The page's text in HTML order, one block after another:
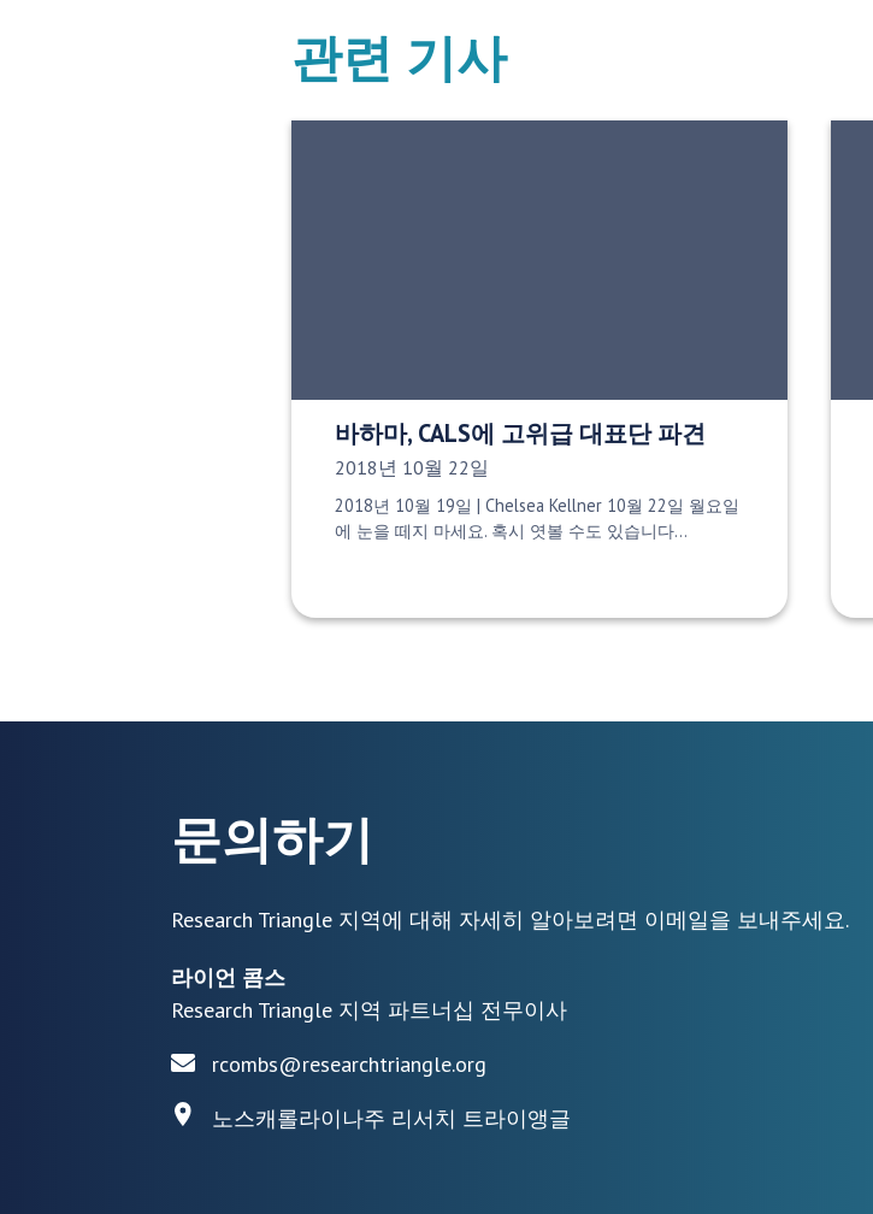
관련 기사
바하마, CALS에 고위급 대표단 파견
게시 날짜:
2018년 10월 22일
2018년 10월 19일 | Chelsea Kellner 10월 22일 월요일
에 눈을 떼지 마세요. 혹시 엿볼 수도 있습니다…
문의하기
Research Triangle 지역에 대해 자세히 알아보려면 이메일을 보내주세요.
라이언 콤스
Research Triangle 지역 파트너십 전무이사
rcombs@researchtriangle.org
노스캐롤라이나주 리서치 트라이앵글